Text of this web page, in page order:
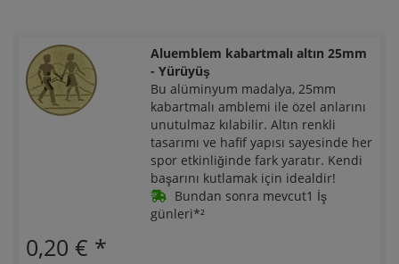
Aluemblem kabartmalı altın 25mm
- Yürüyüş
Bu alüminyum madalya, 25mm
kabartmalı amblemi ile özel anlarını
unutulmaz kılabilir. Altın renkli
tasarımı ve hafif yapısı sayesinde her
spor etkinliğinde fark yaratır. Kendi
başarını kutlamak için idealdir!
Bundan sonra mevcut1 İş
günleri*²
0,20 € *